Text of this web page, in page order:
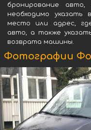
бронирование
необходимо
место или адрес,
авто, а также
возврата машины.
Фотографии